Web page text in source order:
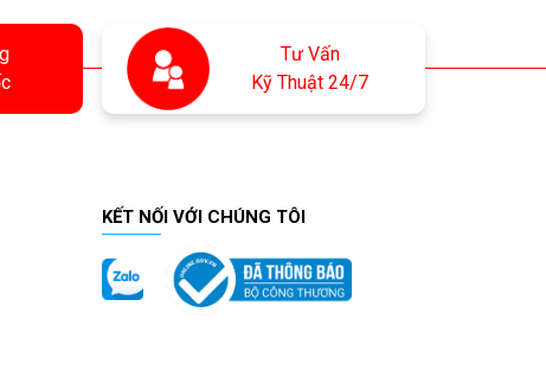
Tư Vấn
Kỹ Thuật 24/7
KẾT NỐI VỚI CHÚNG TÔI